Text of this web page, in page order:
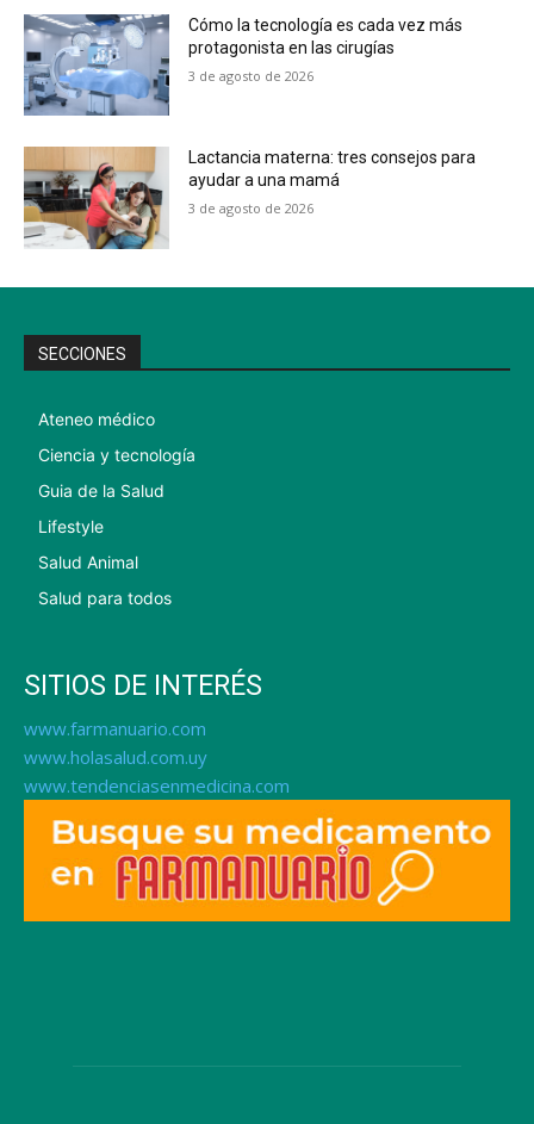
Cómo la tecnología es cada vez más
protagonista en las cirugías
3 de agosto de 2026
Lactancia materna: tres consejos para
ayudar a una mamá
3 de agosto de 2026
SECCIONES
Ateneo médico
Ciencia y tecnología
Guia de la Salud
Lifestyle
Salud Animal
Salud para todos
SITIOS DE INTERÉS
www.farmanuario.com
www.holasalud.com.uy
www.tendenciasenmedicina.com